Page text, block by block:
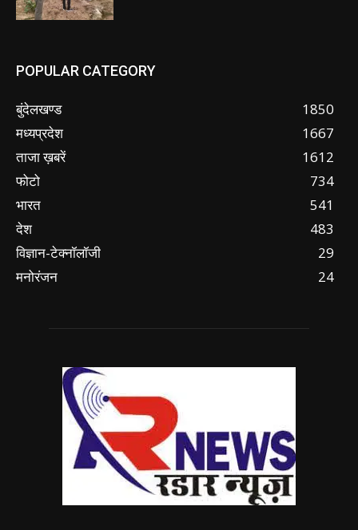
POPULAR CATEGORY
बुंदेलखण्ड
1850
मध्यप्रदेश
1667
ताजा ख़बरें
1612
फोटो
734
भारत
541
देश
483
विज्ञान-टेक्नॉलॉजी
29
मनोरंजन
24